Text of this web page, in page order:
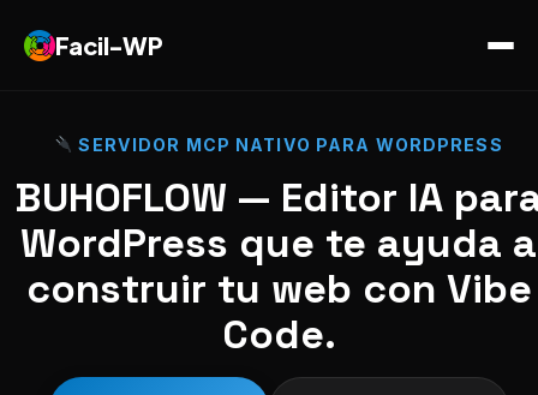
Facil-WP
SERVIDOR MCP NATIVO PARA WORDPRESS
BUHOFLOW — Editor IA
WordPress que te ayuda a
construir tu web con Vibe
Code.